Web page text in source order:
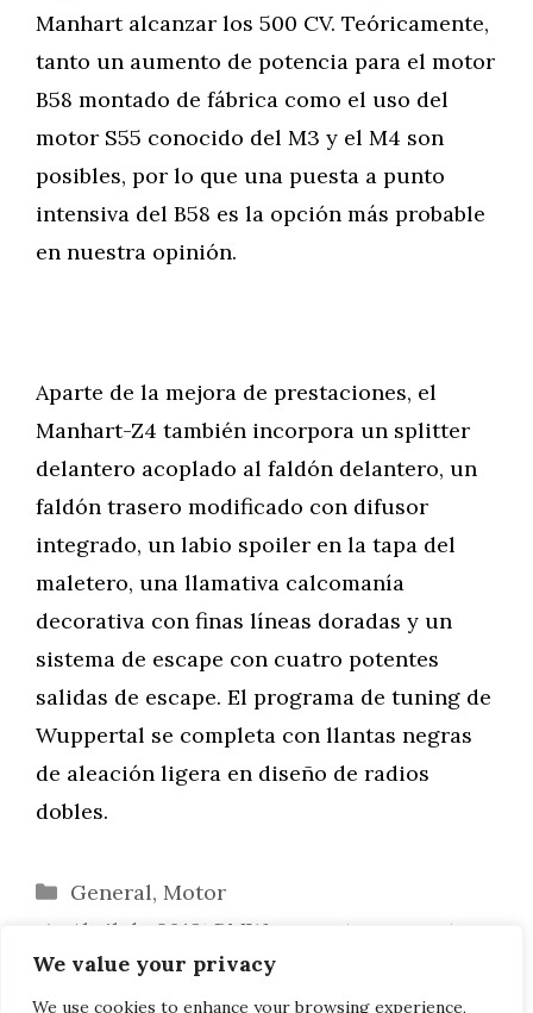
We value your privacy
We use cookies to enhance your browsing experience,
Manhart alcanzar los 500 CV. Teóricamente,
tanto un aumento de potencia para el motor
B58 montado de fábrica como el uso del
motor S55 conocido del M3 y el M4 son
posibles, por lo que una puesta a punto
intensiva del B58 es la opción más probable
en nuestra opinión.
Aparte de la mejora de prestaciones, el
Manhart-Z4 también incorpora un splitter
delantero acoplado al faldón delantero, un
faldón trasero modificado con difusor
integrado, un labio spoiler en la tapa del
maletero, una llamativa calcomanía
decorativa con finas líneas doradas y un
sistema de escape con cuatro potentes
salidas de escape. El programa de tuning de
Wuppertal se completa con llantas negras
de aleación ligera en diseño de radios
dobles.
Categorías
General, Motor
Abril de 2019: BMW aumenta sus ventas
en Estados Unidos un 1,4% gracias al X7
BMW Serie 8 Gran Coupé: Un nuevo